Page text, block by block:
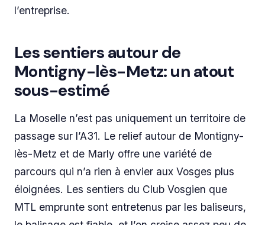
l’entreprise.
Les sentiers autour de
Montigny-lès-Metz: un atout
sous-estimé
La Moselle n’est pas uniquement un territoire de
passage sur l’A31. Le relief autour de Montigny-
lès-Metz et de Marly offre une variété de
parcours qui n’a rien à envier aux Vosges plus
éloignées. Les sentiers du Club Vosgien que
MTL emprunte sont entretenus par les baliseurs,